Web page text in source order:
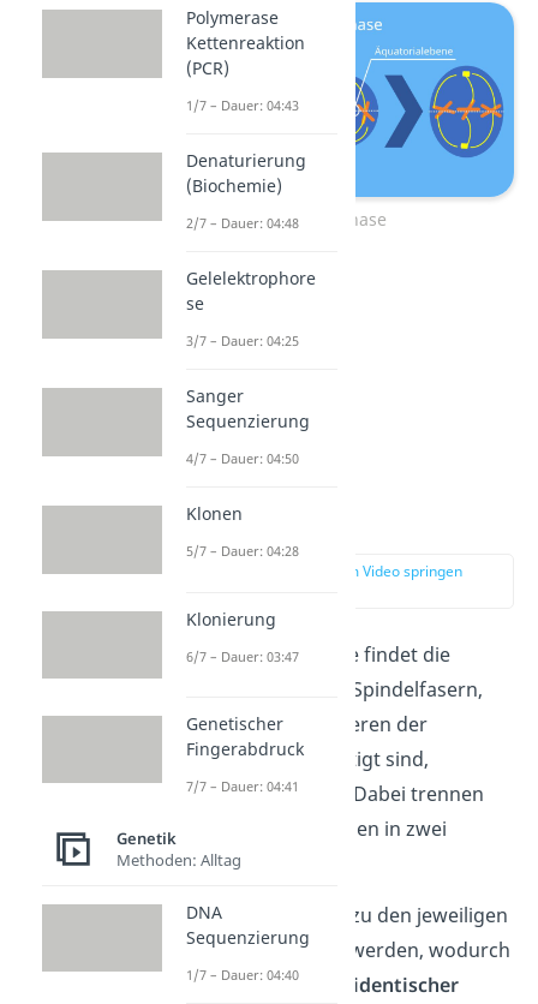
Metaphase
Anaphase
zur Stelle im Video springen
Nach der Metaphase findet die
statt. Die Spindelfasern,
die an den Centromeren der
Chromsomen befestigt sind,
verkürzen sich nun. Dabei trennen
sich die Chromosomen in zwei
Chromatidsätze auf.
Diese können dann zu den jeweiligen
Polen transportiert werden, wodurch
an beiden Polen ein identischer
Polymerase
Kettenreaktion
(PCR)
1/7 – Dauer: 04:43
Denaturierung
(Biochemie)
2/7 – Dauer: 04:48
Gelelektrophore
se
3/7 – Dauer: 04:25
Sanger
Sequenzierung
4/7 – Dauer: 04:50
Klonen
5/7 – Dauer: 04:28
Klonierung
6/7 – Dauer: 03:47
Genetischer
Fingerabdruck
7/7 – Dauer: 04:41
Genetik
Methoden: Alltag
DNA
Sequenzierung
1/7 – Dauer: 04:40